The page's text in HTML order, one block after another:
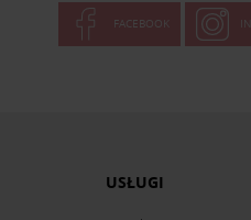
FACEBOOK
USŁUGI